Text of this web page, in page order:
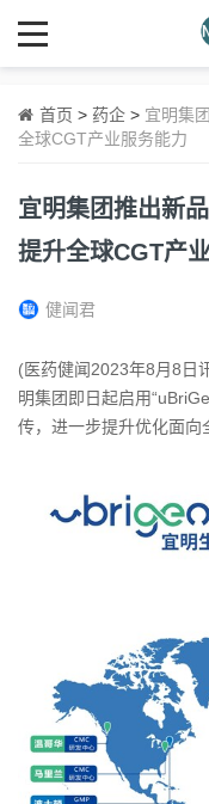
首页 > 药企 > 宜明集
全球CGT产业服务能力
宜明集团推出新
提升全球CGT产
健闻君
(医药健闻2023年8月8日
明集团即日起启用
传，进一步提升优化面向